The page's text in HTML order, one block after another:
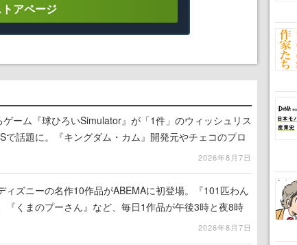
アページ
ゲーム『球ひろいSimulator』が「1件」のウィッシュリス
で話題に。『キングダム・カム』開発元やチェコのプロ
2026年8月7日
ィズニーの名作10作品がABEMAに初登場。『101匹わん
『くまのプーさん』など、毎日1作品が午後3時と夜8時
2026年8月7日